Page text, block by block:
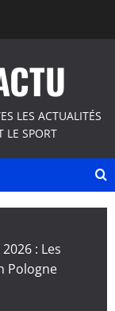
LES ACTUALITÉS
LE SPORT
: Les
Pologne